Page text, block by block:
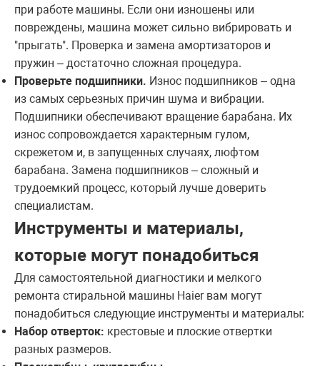
при работе машины. Если они изношены или
повреждены, машина может сильно вибрировать и
"прыгать". Проверка и замена амортизаторов и
пружин – достаточно сложная процедура.
Проверьте подшипники. Износ подшипников – одна
из самых серьезных причин шума и вибрации.
Подшипники обеспечивают вращение барабана. Их
износ сопровождается характерным гулом,
скрежетом и, в запущенных случаях, люфтом
барабана. Замена подшипников – сложный и
трудоемкий процесс, который лучше доверить
специалистам.
Инструменты и материалы,
которые могут понадобиться
Для самостоятельной диагностики и мелкого
ремонта стиральной машины Haier вам могут
понадобиться следующие инструменты и материалы:
Набор отверток: крестовые и плоские отвертки
разных размеров.